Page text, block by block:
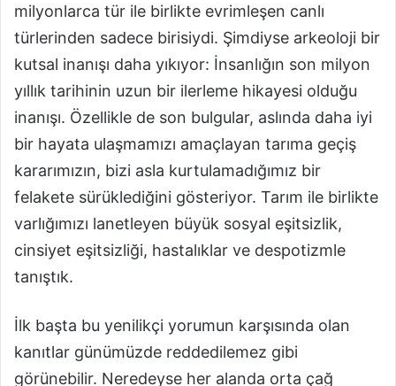
milyonlarca tür ile birlikte evrimleşen canlı
türlerinden sadece birisiydi. Şimdiyse arkeoloji bir
kutsal inanışı daha yıkıyor: İnsanlığın son milyon
yıllık tarihinin uzun bir ilerleme hikayesi olduğu
inanışı. Özellikle de son bulgular, aslında daha iyi
bir hayata ulaşmamızı amaçlayan tarıma geçiş
kararımızın, bizi asla kurtulamadığımız bir
felakete sürüklediğini gösteriyor. Tarım ile birlikte
varlığımızı lanetleyen büyük sosyal eşitsizlik,
cinsiyet eşitsizliği, hastalıklar ve despotizmle
tanıştık.
İlk başta bu yenilikçi yorumun karşısında olan
kanıtlar günümüzde reddedilemez gibi
görünebilir. Neredeyse her alanda orta çağ